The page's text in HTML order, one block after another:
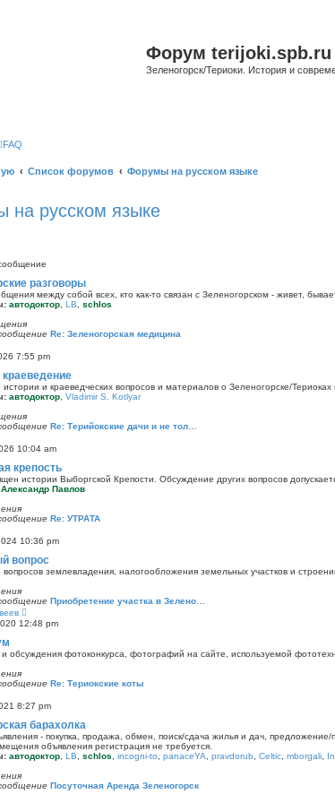
Форум terijoki.spb.ru
Зеленогорск/Териоки. История и
FAQ
Список форумов Форумы на русском языке
на русском языке
разговоры
между собой всех, кто как-то связан с Зеленогорском - живет,
автодоктор LB
schlos
Re: Зеленогорская медицина
7:55 pm
краеведение
и краеведческих вопросов и материалов о Зеленогорске/
автодоктор Vladimir S. Kotlyar
Re: Терийокские дачи и не тол…
10:04 am
крепость
истории Выборгской Крепости. Обсуждение других вопросов
Александр Павлов
Re: УТРАТА
10:36 pm
вопрос
землевладения, налогообложения земельных участков и
Приобретение участка в Зелено…
е
р
т
п
с
е
д
н
е
с
12:48 pm
обсуждения фотоконкурса, фотографий на сайте, используемой
Re: Териокские коты
8:27 pm
барахолка
- покупка, продажа, обмен, поиск/сдача жилья и дач,
объявления регистрация не требуется.
автодоктор LB schlos incogni-to panaceYA pravdorub Celtic mborgali
Посуточная Аренда Зеленогорск